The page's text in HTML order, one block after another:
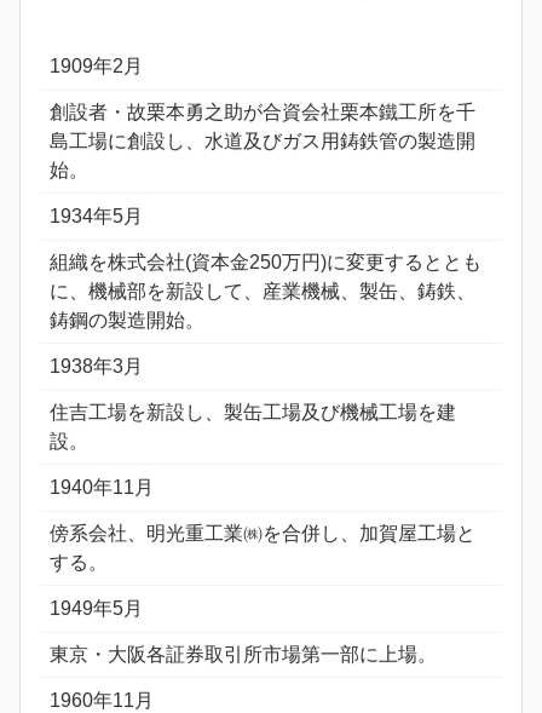
1909年2月
創設者・故栗本勇之助が合資会社栗本鐵工所を千
島工場に創設し、水道及びガス用鋳鉄管の製造開
始。
1934年5月
組織を株式会社(資本金250万円)に変更するととも
に、機械部を新設して、産業機械、製缶、鋳鉄、
鋳鋼の製造開始。
1938年3月
住吉工場を新設し、製缶工場及び機械工場を建
設。
1940年11月
傍系会社、明光重工業㈱を合併し、加賀屋工場と
する。
1949年5月
東京・大阪各証券取引所市場第一部に上場。
1960年11月